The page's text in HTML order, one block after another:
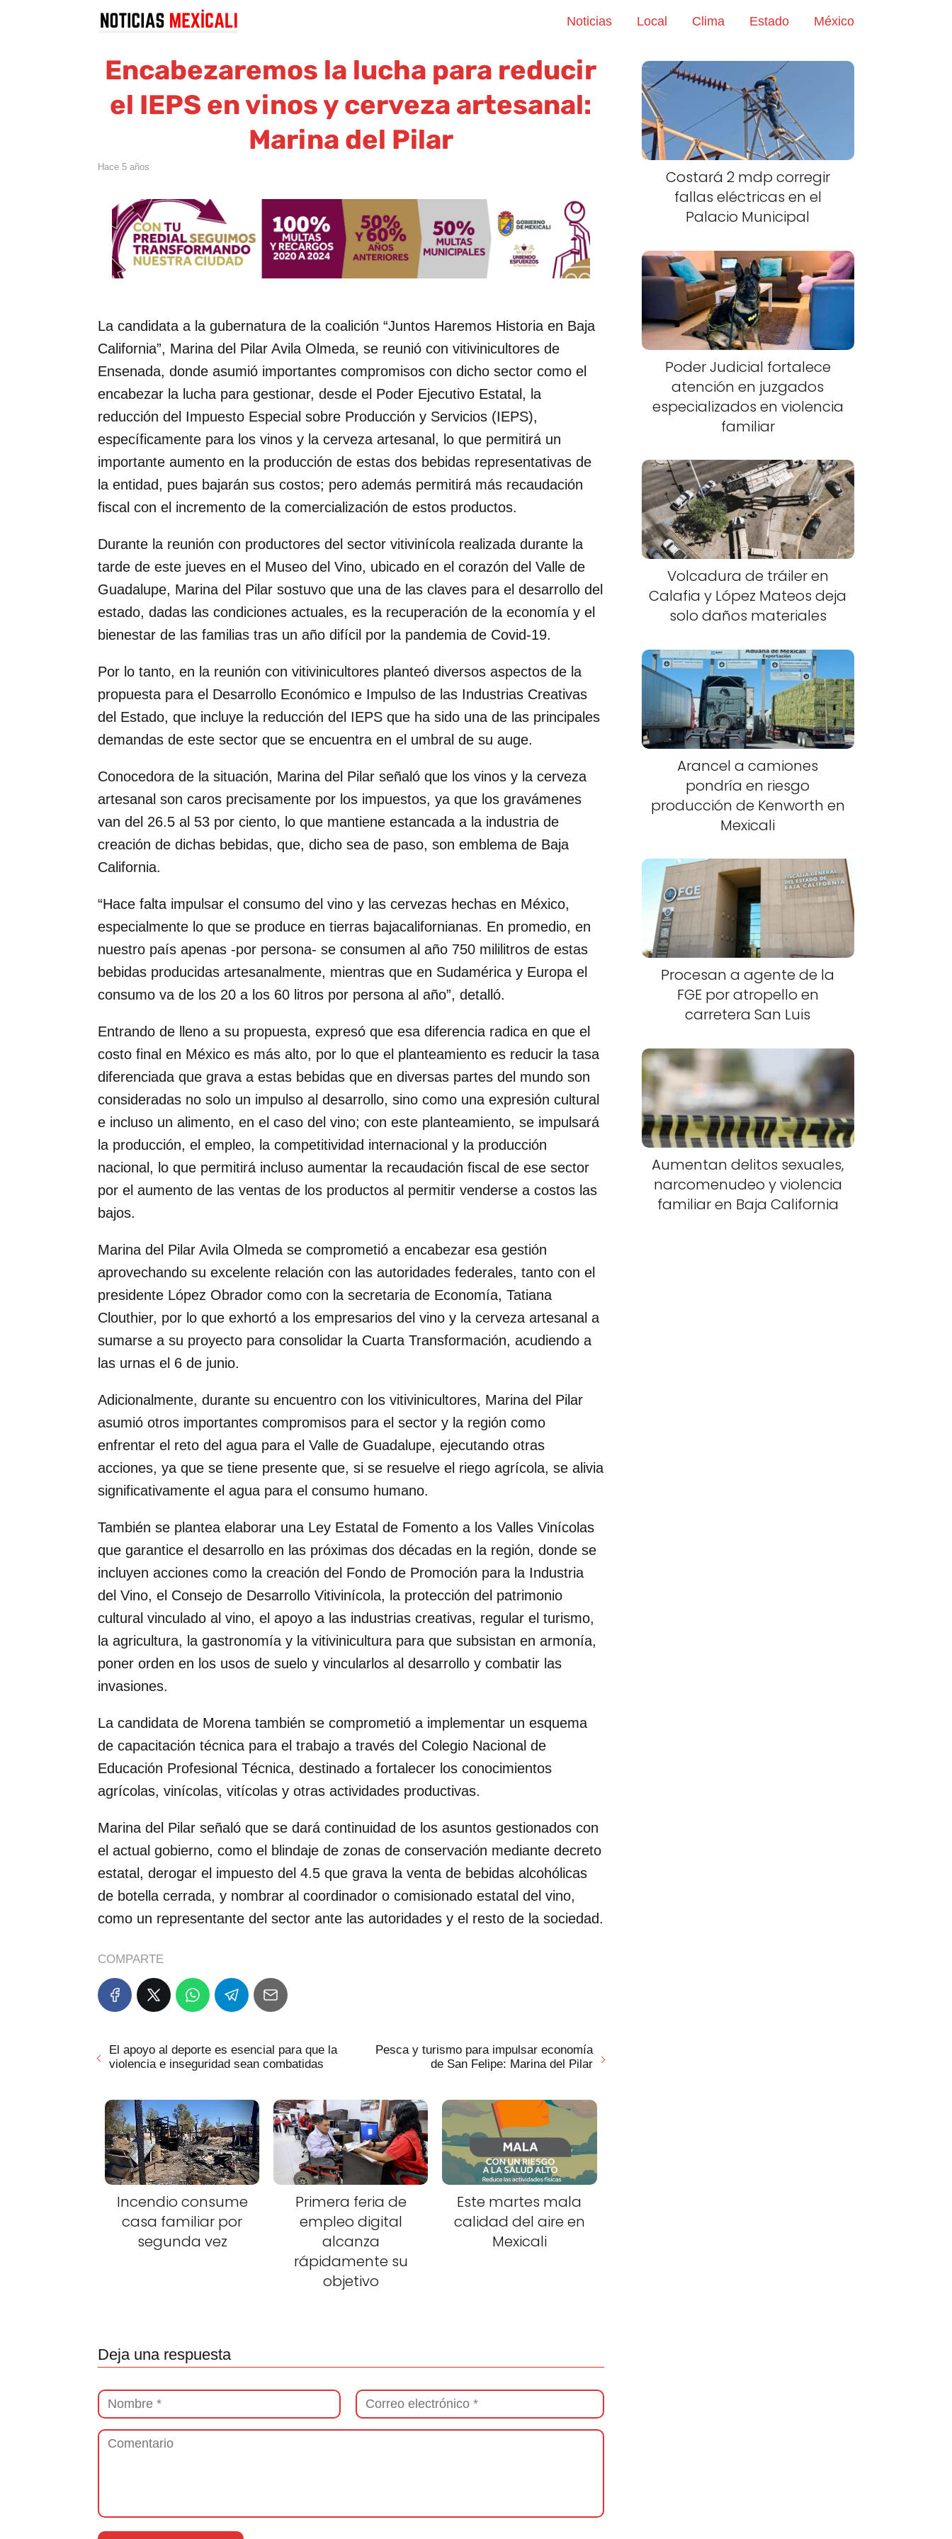
Noticias Local Clima Estado México
Encabezaremos la lucha para reducir
el IEPS en vinos y cerveza artesanal:
Marina del Pilar
hace 5 años
La candidata a la gubernatura de la coalición “Juntos Haremos Historia en Baja
California”, Marina del Pilar Avila Olmeda, se reunió con vitivinicultores de
Ensenada, donde asumió importantes compromisos con dicho sector como el
encabezar la lucha para gestionar, desde el Poder Ejecutivo Estatal, la
reducción del Impuesto Especial sobre Producción y Servicios (IEPS),
específicamente para los vinos y la cerveza artesanal, lo que permitirá un
importante aumento en la producción de estas dos bebidas representativas de
la entidad, pues bajarán sus costos; pero además permitirá más recaudación
fiscal con el incremento de la comercialización de estos productos.
Durante la reunión con productores del sector vitivinícola realizada durante la
tarde de este jueves en el Museo del Vino, ubicado en el corazón del Valle de
Guadalupe, Marina del Pilar sostuvo que una de las claves para el desarrollo del
estado, dadas las condiciones actuales, es la recuperación de la economía y el
bienestar de las familias tras un año difícil por la pandemia de Covid-19.
Por lo tanto, en la reunión con vitivinicultores planteó diversos aspectos de la
propuesta para el Desarrollo Económico e Impulso de las Industrias Creativas
del Estado, que incluye la reducción del IEPS que ha sido una de las principales
demandas de este sector que se encuentra en el umbral de su auge.
Conocedora de la situación, Marina del Pilar señaló que los vinos y la cerveza
artesanal son caros precisamente por los impuestos, ya que los gravámenes
van del 26.5 al 53 por ciento, lo que mantiene estancada a la industria de
creación de dichas bebidas, que, dicho sea de paso, son emblema de Baja
California.
“Hace falta impulsar el consumo del vino y las cervezas hechas en México,
especialmente lo que se produce en tierras bajacalifornianas. En promedio, en
nuestro país apenas -por persona- se consumen al año 750 mililitros de estas
bebidas producidas artesanalmente, mientras que en Sudamérica y Europa el
consumo va de los 20 a los 60 litros por persona al año”, detalló.
Entrando de lleno a su propuesta, expresó que esa diferencia radica en que el
costo final en México es más alto, por lo que el planteamiento es reducir la tasa
diferenciada que grava a estas bebidas que en diversas partes del mundo son
consideradas no solo un impulso al desarrollo, sino como una expresión cultural
e incluso un alimento, en el caso del vino; con este planteamiento, se impulsará
la producción, el empleo, la competitividad internacional y la producción
nacional, lo que permitirá incluso aumentar la recaudación fiscal de ese sector
por el aumento de las ventas de los productos al permitir venderse a costos las
bajos.
Marina del Pilar Avila Olmeda se comprometió a encabezar esa gestión
aprovechando su excelente relación con las autoridades federales, tanto con el
presidente López Obrador como con la secretaria de Economía, Tatiana
Clouthier, por lo que exhortó a los empresarios del vino y la cerveza artesanal a
sumarse a su proyecto para consolidar la Cuarta Transformación, acudiendo a
las urnas el 6 de junio.
Adicionalmente, durante su encuentro con los vitivinicultores, Marina del Pilar
asumió otros importantes compromisos para el sector y la región como
enfrentar el reto del agua para el Valle de Guadalupe, ejecutando otras
acciones, ya que se tiene presente que, si se resuelve el riego agrícola, se alivia
significativamente el agua para el consumo humano.
También se plantea elaborar una Ley Estatal de Fomento a los Valles Vinícolas
que garantice el desarrollo en las próximas dos décadas en la región, donde se
incluyen acciones como la creación del Fondo de Promoción para la Industria
del Vino, el Consejo de Desarrollo Vitivinícola, la protección del patrimonio
cultural vinculado al vino, el apoyo a las industrias creativas, regular el turismo,
la agricultura, la gastronomía y la vitivinicultura para que subsistan en armonía,
poner orden en los usos de suelo y vincularlos al desarrollo y combatir las
invasiones.
La candidata de Morena también se comprometió a implementar un esquema
de capacitación técnica para el trabajo a través del Colegio Nacional de
Educación Profesional Técnica, destinado a fortalecer los conocimientos
agrícolas, vinícolas, vitícolas y otras actividades productivas.
Marina del Pilar señaló que se dará continuidad de los asuntos gestionados con
el actual gobierno, como el blindaje de zonas de conservación mediante decreto
estatal, derogar el impuesto del 4.5 que grava la venta de bebidas alcohólicas
de botella cerrada, y nombrar al coordinador o comisionado estatal del vino,
como un representante del sector ante las autoridades y el resto de la sociedad.
COMPARTE
El apoyo al deporte es esencial para que la
violencia e inseguridad sean combatidas
Pesca y turismo para impulsar economía
de San Felipe: Marina del Pilar
Incendio consume
casa familiar por
segunda vez
Primera feria de
empleo digital
alcanza
rápidamente su
objetivo
Este martes mala
calidad del aire en
Mexicali
Deja una respuesta
Costará 2 mdp corregir
fallas eléctricas en el
Palacio Municipal
Poder Judicial fortalece
atención en juzgados
especializados en violencia
familiar
Volcadura de tráiler en
Calafia y López Mateos deja
solo daños materiales
Arancel a camiones
pondría en riesgo
producción de Kenworth en
Mexicali
Procesan a agente de la
FGE por atropello en
carretera San Luis
Aumentan delitos sexuales,
narcomenudeo y violencia
familiar en Baja California